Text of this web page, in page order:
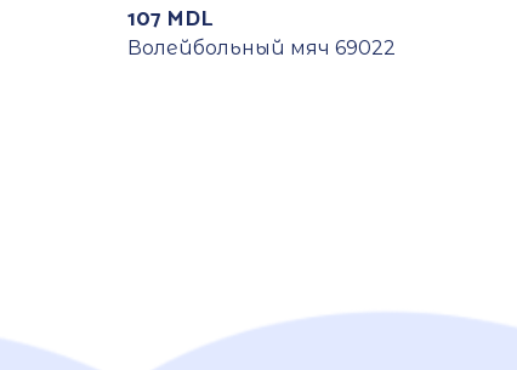
107 MDL
Волейбольный мяч 69022